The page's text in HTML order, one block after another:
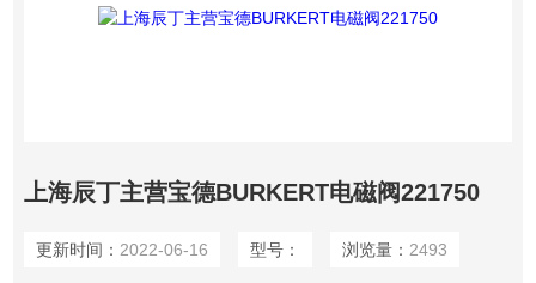
上海辰丁主营宝德BURKERT电磁阀221750
更新时间： 2022-06-16 型号： 浏览量： 2493